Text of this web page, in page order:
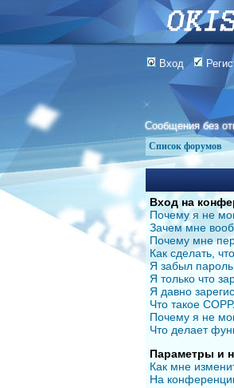
Вход
Сообщения без
Список форумов
Вход на
Почему я не
Зачем мне
Почему мне
Как сделать,
Я забыл
Я только что
Я давно
Что такое
Почему я не
Что делает
Параметры и
Как мне
На